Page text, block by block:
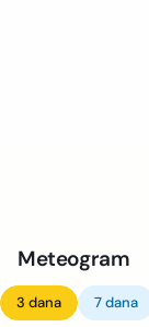
Meteogram
3 dana 7 dana